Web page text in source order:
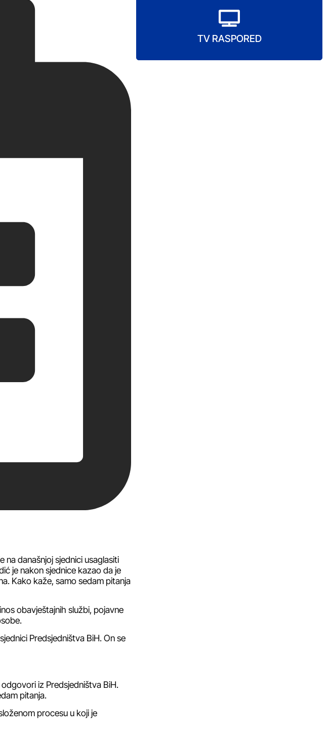
na današnjoj sjednici usaglasiti
je nakon sjednice kazao da je
Kako kaže, samo sedam pitanja
obavještajnih službi, pojavne
Predsjedništva BiH. On se
iz Predsjedništva BiH.
pitanja.
procesu u koji je
TV RASPORED